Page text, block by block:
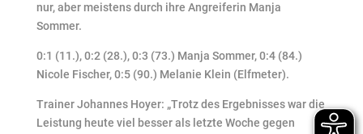
nur, aber meistens durch ihre Angreiferin Manja
Sommer.
0:1 (11.), 0:2 (28.), 0:3 (73.) Manja Sommer, 0:4 (84.)
Nicole Fischer, 0:5 (90.) Melanie Klein (Elfmeter).
Trainer Johannes Hoyer: „Trotz des Ergebnisses war die
Leistung heute viel besser als letzte Woche gegen